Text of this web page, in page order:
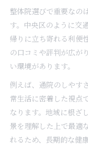
整体院選びで重要なの
す。中央区のように交
帰りに立ち寄れる利便
の口コミや評判が広が
い環境があります。
例えば、通院のしやす
常生活に密着した視点
なります。地域に根ざ
景を理解した上で最適
れるため、長期的な健